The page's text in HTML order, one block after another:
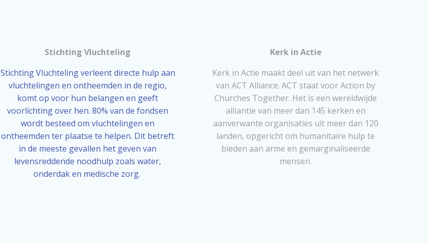
Stichting Vluchteling
Stichting Vluchteling verleent directe hulp aan
vluchtelingen en ontheemden in de regio,
komt op voor hun belangen en geeft
voorlichting over hen. 80% van de fondsen
wordt besteed om vluchtelingen en
ontheemden ter plaatse te helpen. Dit betreft
in de meeste gevallen het geven van
levensreddende noodhulp zoals water,
onderdak en medische zorg.
Kerk in Actie
Kerk in Actie maakt deel uit van het netwerk
van ACT Alliance. ACT staat voor Action by
Churches Together. Het is een wereldwijde
alliantie van meer dan 145 kerken en
aanverwante organisaties uit meer dan 120
landen, opgericht om humanitaire hulp te
bieden aan arme en gemarginaliseerde
mensen.